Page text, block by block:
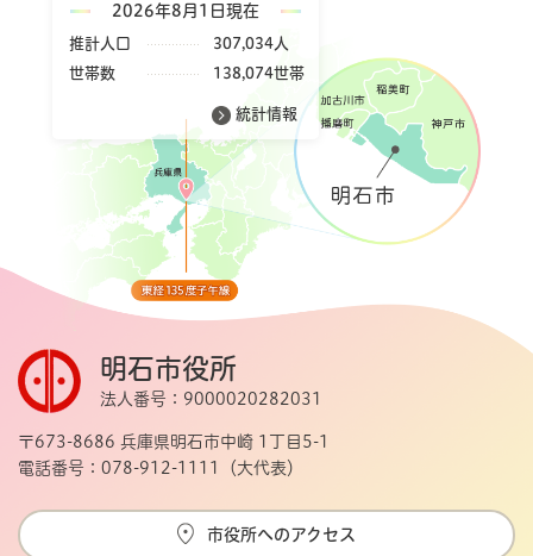
2026年8月1日現在
推計人口
307,034人
世帯数
138,074世帯
統計情報
明石市役所
法人番号：9000020282031
〒673-8686 兵庫県明石市中崎 1丁目5-1
電話番号：078-912-1111（大代表）
市役所へのアクセス